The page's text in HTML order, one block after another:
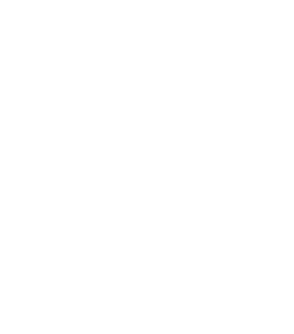
警民合力深夜将其击毙
痛下狠手拳打脚踢